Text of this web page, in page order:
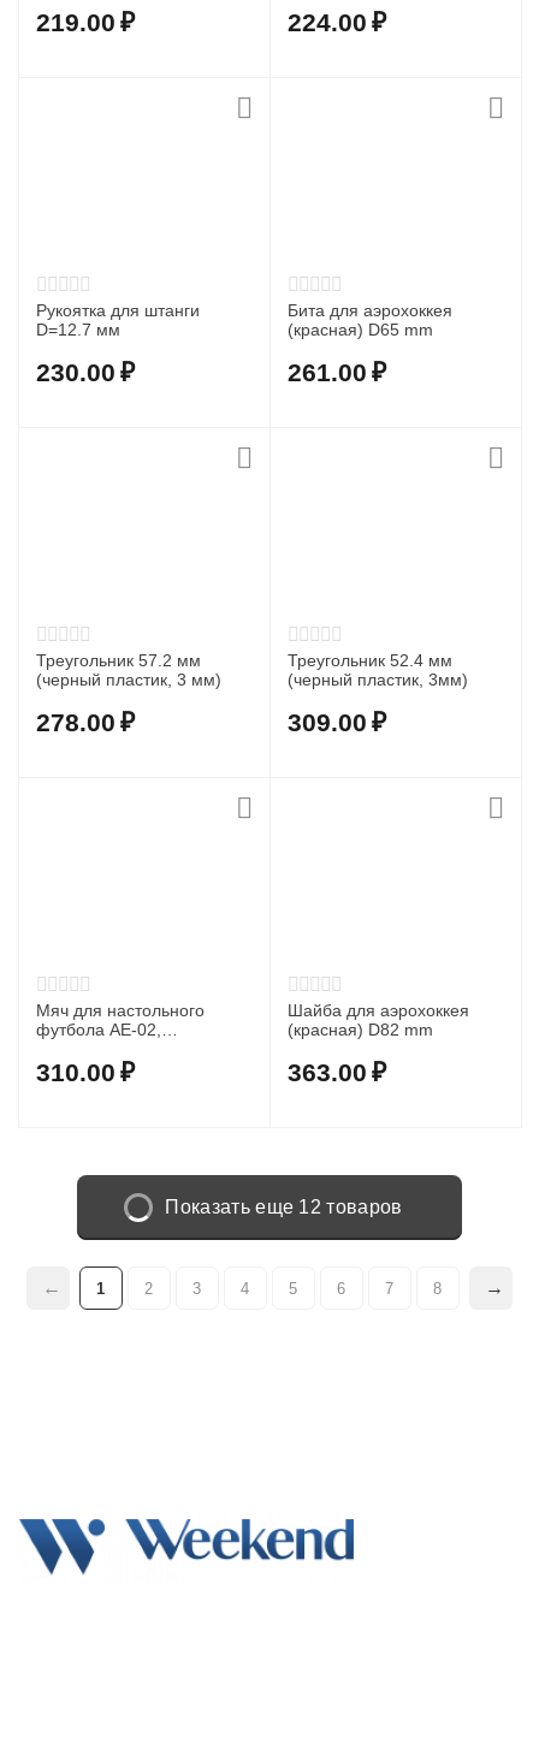
219.00 ₽ 224.00 ₽
Рукоятка для штанги
D=12.7 мм
230.00 ₽
Бита для аэрохоккея
(красная) D65 mm
261.00 ₽
Треугольник 57.2 мм
(черный пластик, 3 мм)
278.00 ₽
Треугольник 52.4 мм
(черный пластик, 3мм)
309.00 ₽
Мяч для настольного
футбола AE-02,
мм (белый)
310.00 ₽
Шайба для аэрохоккея
(красная) D82 mm
363.00 ₽
Показать еще 12 товаров
1 2 3 4 5 6 7 8